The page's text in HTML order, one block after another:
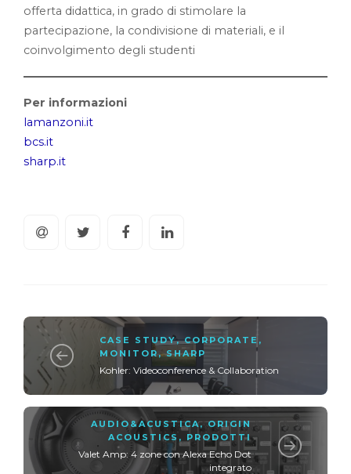
offerta didattica, in grado di stimolare la
partecipazione, la condivisione di materiali, e il
coinvolgimento degli studenti
Per informazioni
lamanzoni.it
bcs.it
sharp.it
CASE STUDY,CORPORATE ,
MONITOR ,SHARP
Kohler: Videoconference & Collaboration
AUDIO&ACUSTICA,ORIGIN
ACOUSTICS , PRODOTTI
Valet Amp: 4 zone con Alexa Echo Dot
integrato